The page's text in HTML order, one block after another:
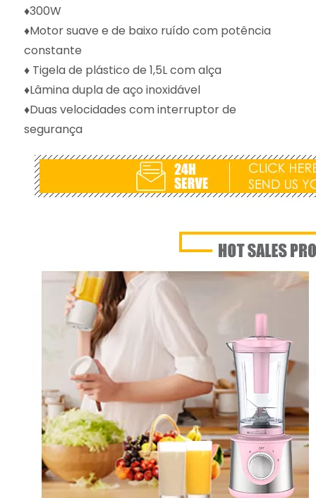
♦300W
♦Motor suave e de baixo ruído com potência
constante
♦ Tigela de plástico de 1,5L com alça
♦Lâmina dupla de aço inoxidável
♦Duas velocidades com interruptor de
segurança